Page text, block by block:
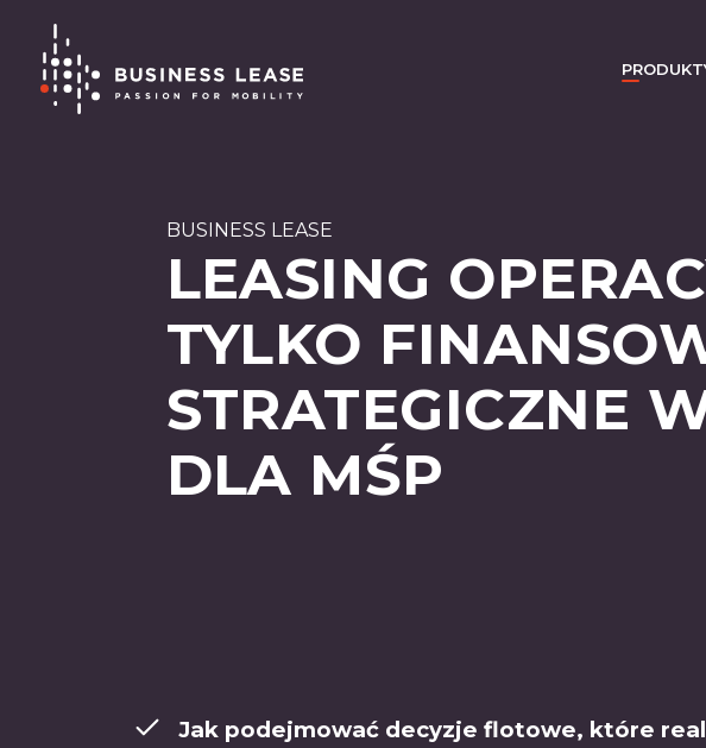
BUSINESS LEASE
LEASING
TYLKO
STRATEGICZNE
DLA MŚP
Jak podejmować decyzje flotowe, które